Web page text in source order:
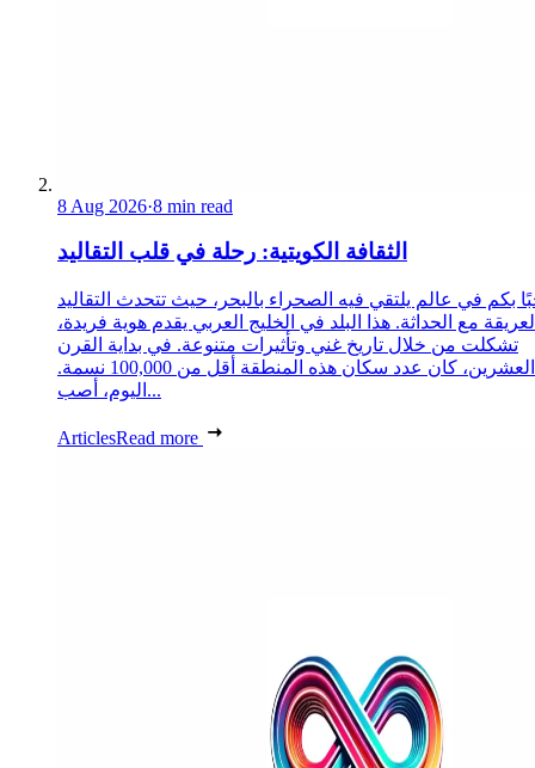
8 Aug 2026·8 min read
الثقافة الكويتية: رحلة في قلب التقاليد
بكم في عالم يلتقي فيه الصحراء بالبحر، حيث تتحدث التقاليد
مع الحداثة. هذا البلد في الخليج العربي يقدم هوية فريدة،
تشكلت من خلال تاريخ غني وتأثيرات متنوعة. في بداية القرن
العشرين، كان عدد سكان هذه المنطقة أقل من 100,000 نسمة.
اليوم، أصب...
ArticlesRead more